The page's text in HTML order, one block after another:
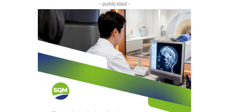
- publicidad -